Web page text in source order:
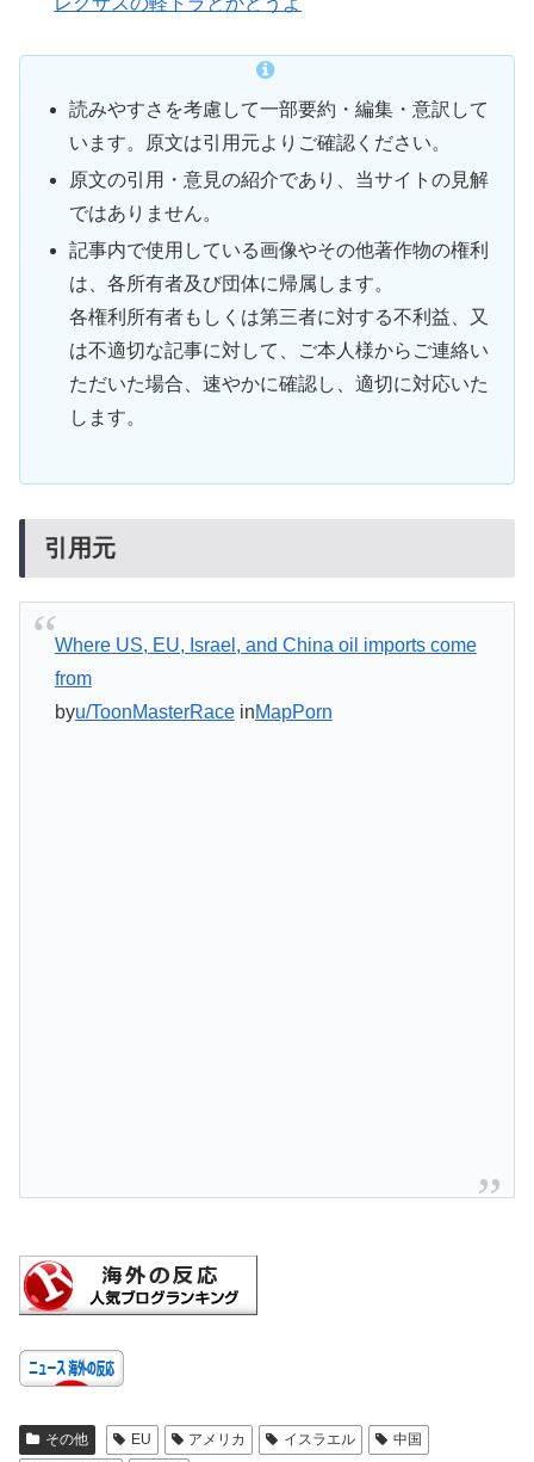
読みやすさを考慮して一部要約・編集・意訳して
います。原文は引用元よりご確認ください。
原文の引用・意見の紹介であり、当サイトの見解
ではありません。
記事内で使用している画像やその他著作物の権利
は、各所有者及び団体に帰属します。
各権利所有者もしくは第三者に対する不利益、又
は不適切な記事に対して、ご本人様からご連絡い
ただいた場合、速やかに確認し、適切に対応いた
します。
引用元
Where US, EU, Israel, and China oil imports come
from
byu/ToonMasterRaceinMapPorn
その他 EU アメリカ イスラエル
中国